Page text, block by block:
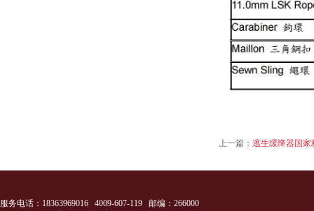
上一篇： 逃生缓降器国家
服务电话：18363969016 4009-607-119 邮编：266000